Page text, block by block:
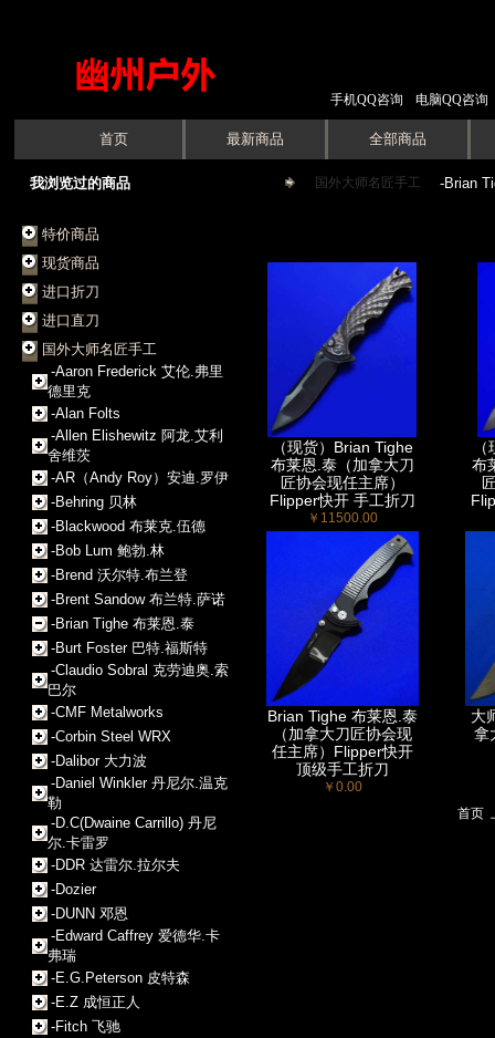
手机QQ咨询 电脑QQ咨询
首页 最新商品 全部商品
我浏览过的商品
特价商品
现货商品
进口折刀
进口直刀
国外大师名匠手工
-Aaron Frederick 艾伦.弗里
德里克
-Alan Folts
-Allen Elishewitz 阿龙.艾利
舍维茨
-AR（Andy Roy）安迪.罗伊
-Behring 贝林
-Blackwood 布莱克.伍德
-Bob Lum 鲍勃.林
-Brend 沃尔特.布兰登
-Brent Sandow 布兰特.萨诺
-Brian Tighe 布莱恩.泰
-Burt Foster 巴特.福斯特
-Claudio Sobral 克劳迪奥.索
巴尔
-CMF Metalworks
-Corbin Steel WRX
-Dalibor 大力波
-Daniel Winkler 丹尼尔.温克
勒
-D.C(Dwaine Carrillo) 丹尼
尔.卡雷罗
-DDR 达雷尔.拉尔夫
-Dozier
-DUNN 邓恩
-Edward Caffrey 爱德华.卡
弗瑞
-E.G.Peterson 皮特森
-E.Z 成恒正人
-Fitch 飞驰
国外大师名匠手工 -Brian
（现货）Brian Tighe
布莱恩.泰（加拿大刀
匠协会现任主席）
Flipper快开 手工折刀
￥11500.00
布
Brian Tighe 布莱恩.泰
（加拿大刀匠协会现
任主席）Flipper快开
顶级手工折刀
￥0.00
大
拿
首页